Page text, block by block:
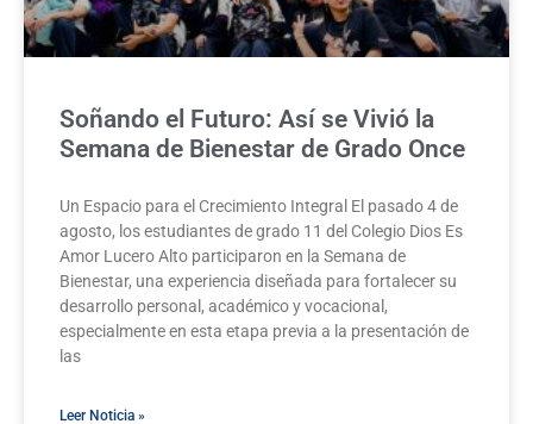
Soñando el Futuro: Así se Vivió la
Semana de Bienestar de Grado Once
Un Espacio para el Crecimiento Integral El pasado 4 de
agosto, los estudiantes de grado 11 del Colegio Dios Es
Amor Lucero Alto participaron en la Semana de
Bienestar, una experiencia diseñada para fortalecer su
desarrollo personal, académico y vocacional,
especialmente en esta etapa previa a la presentación de
las
Leer Noticia »